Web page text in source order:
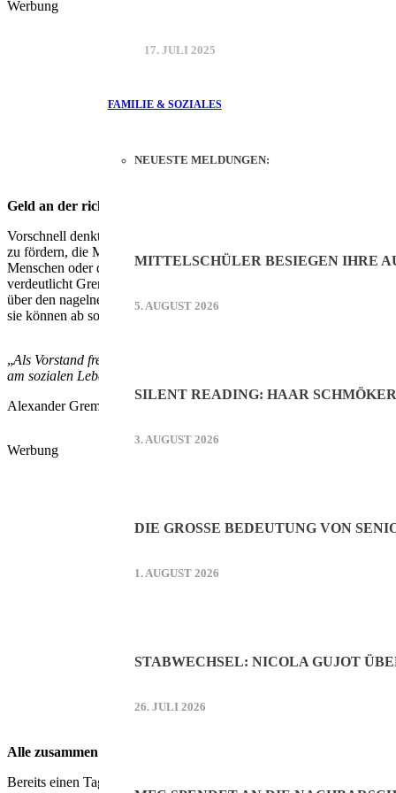
17. JULI 2025
FAMILIE & SOZIALES
NEUESTE MELDUNGEN:
MITTELSCHÜLER BESIEGEN IHRE
5. AUGUST 2026
SILENT READING: HAAR
3. AUGUST 2026
DIE GROSSE BEDEUTUNG VON
1. AUGUST 2026
STABWECHSEL: NICOLA GUJOT
26. JULI 2026
Werbung
Geld an der richtigen Stelle locker gemacht
Vorschnell denkt an dieser Stelle vielleicht der eine oder andere an
zu fördern, die Muskeln zu stärken und die Ausdauer zu steigern.
Menschen oder die, die im Rollstuhl sitzen oder auch viele Senioren
verdeutlicht Gremm das Problem: „Sie sind schlichtweg nicht mehr
über den nagelneuen Lift. „Wir hatte jetzt wirklich das Glück, dass
sie können ab sofort wieder uneingeschränkt alle Treffen besuchen“,
„Als Vorstand freue ich mich natürlich, dass wir künftig für unsere
am sozialen Leben der Ortschaft teilnehmen können.
Alexander Gremm, Vorsitzender der BVO.
Werbung
Alle zusammen ist wieder möglich
Bereits einen Tag, nachdem der Aufzug in Betrieb geht, nutzen